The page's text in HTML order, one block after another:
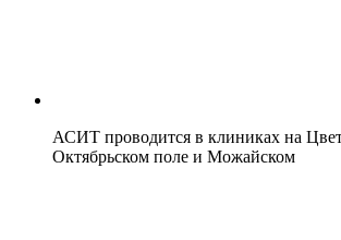
АСИТ проводится в клиниках на
Октябрьском поле и Можайском